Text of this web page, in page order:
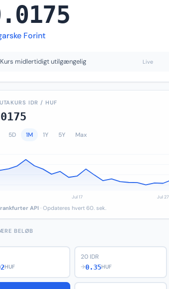
Forint
Kurs midlertidigt utilgængelig Live
IDR / HUF
5D 1M 1Y 5Y Max
API · Opdateres hvert 60. sek.
BELØB
HUF
20 IDR
→0.35HUF